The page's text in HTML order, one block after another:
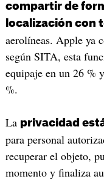
compartir de
localización con
aerolíneas. Apple ya
según SITA, esta
equipaje en un 26 %
%.
La privacidad
para personal
recuperar el objeto,
momento y finaliza